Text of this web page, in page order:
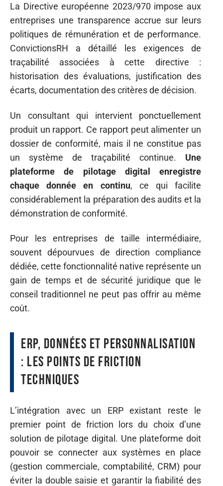
La Directive européenne 2023/970 impose aux
entreprises une transparence accrue sur leurs
politiques de rémunération et de performance.
ConvictionsRH a détaillé les exigences de
traçabilité associées à cette directive :
historisation des évaluations, justification des
écarts, documentation des critères de décision.
Un consultant qui intervient ponctuellement
produit un rapport. Ce rapport peut alimenter un
dossier de conformité, mais il ne constitue pas
un système de traçabilité continue. Une
plateforme de pilotage digital enregistre
chaque donnée en continu, ce qui facilite
considérablement la préparation des audits et la
démonstration de conformité.
Pour les entreprises de taille intermédiaire,
souvent dépourvues de direction compliance
dédiée, cette fonctionnalité native représente un
gain de temps et de sécurité juridique que le
conseil traditionnel ne peut pas offrir au même
coût.
ERP, données et personnalisation
: les points de friction
techniques
L’intégration avec un ERP existant reste le
premier point de friction lors du choix d’une
solution de pilotage digital. Une plateforme doit
pouvoir se connecter aux systèmes en place
(gestion commerciale, comptabilité, CRM) pour
éviter la double saisie et garantir la fiabilité des